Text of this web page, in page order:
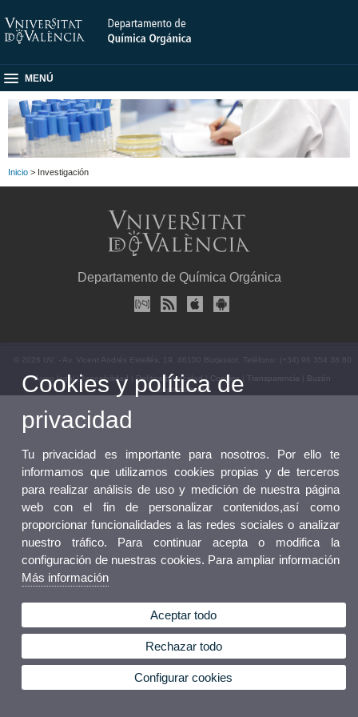
MENÚ
Inicio > Investigación
Departamento de Química Orgánica
© 2026 UV. - Av. Vicent Andrés Estellés, 19. 46100 Burjassot. Teléfono: (+34) 96 354 38 80
Aviso legal|Accesibilidad |Política privacidad| Cookies| Transparencia
Buzón
Departamento
Cookies y política de
privacidad
Tu privacidad es importante para nosotros. Por ello te
informamos que utilizamos cookies propias y de terceros
para realizar análisis de uso y medición de nuestra página
web con el fin de personalizar contenidos,así como
proporcionar funcionalidades a las redes sociales o analizar
nuestro tráfico. Para continuar acepta o modifica la
configuración de nuestras cookies. Para ampliar información
Más información
Aceptar todo
Rechazar todo
Configurar cookies